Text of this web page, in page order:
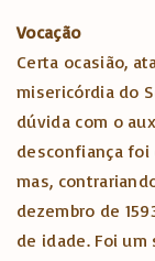
Vocação
Certa ocasião,
misericórdia do
dúvida com o
desconfiança foi
mas,
dezembro de
de idade. Foi